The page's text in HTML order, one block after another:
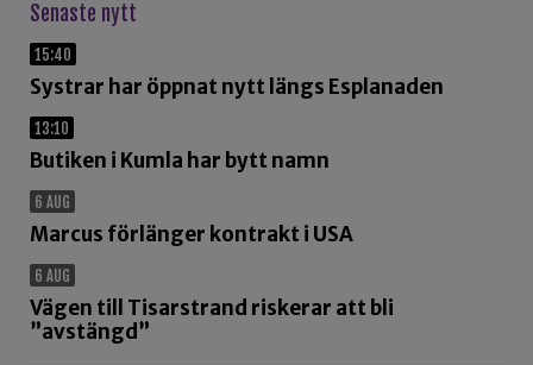
Senaste nytt
15:40
Systrar har öppnat nytt längs Esplanaden
13:10
Butiken i Kumla har bytt namn
6 AUG
Marcus förlänger kontrakt i USA
6 AUG
Vägen till Tisarstrand riskerar att bli
”avstängd”